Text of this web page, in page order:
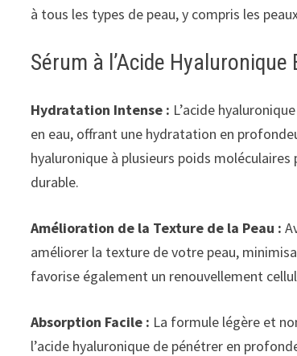
à tous les types de peau, y compris les
Sérum à l’Acide
Hydratation Intense : L’acide
en eau, offrant une hydratation en
hyaluronique à plusieurs poids
durable.
Amélioration de la Texture de la Peau :
améliorer la texture de votre peau,
favorise également un renouvellement
Absorption Facile : La formule légère et
l’acide hyaluronique de pénétrer en